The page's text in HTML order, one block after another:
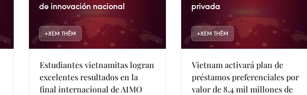
de innovación nacional
+XEM THÊM
Estudiantes vietnamitas logran
excelentes resultados en la
final internacional de AIMO
privada
+XEM THÊM
Vietnam activará plan de
préstamos preferenciales por
valor de 8,4 mil millones de